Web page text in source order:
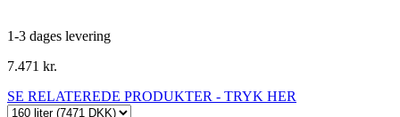
1-3 dages levering
7.471 kr.
SE RELATEREDE PRODUKTER - TRYK HER